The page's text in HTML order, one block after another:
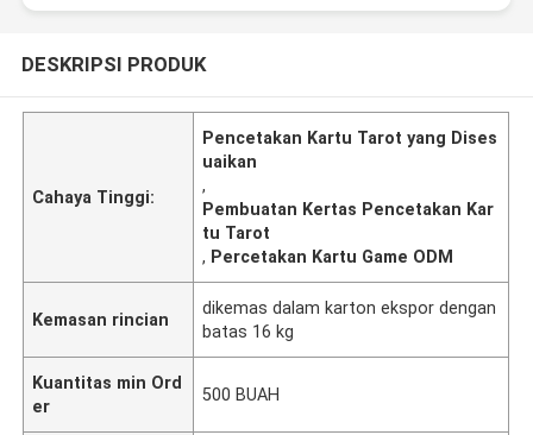
DESKRIPSI PRODUK
Cahaya Tinggi:
Pencetakan Kartu Tarot yang Dises
uaikan
,
Pembuatan Kertas Pencetakan Kar
tu Tarot
, Percetakan Kartu Game ODM
Kemasan rincian
dikemas dalam karton ekspor dengan
batas 16 kg
Kuantitas min Ord
er
500 BUAH